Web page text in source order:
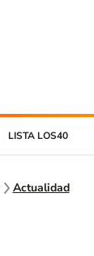
LISTA LOS40
Actualidad